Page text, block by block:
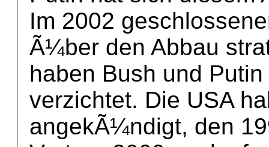
Im 2002
Ã¼ber den Abbau
haben Bush und
verzichtet. Die USA
angekÃ¼ndigt, den